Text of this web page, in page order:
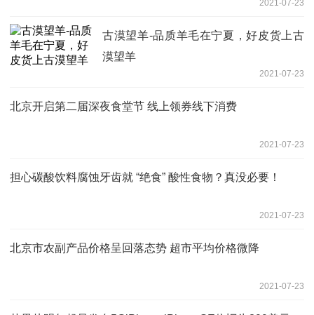
2021-07-23
古漠望羊-品质羊毛在宁夏，好皮货上古
漠望羊
2021-07-23
北京开启第二届深夜食堂节 线上领券线下消费
2021-07-23
担心碳酸饮料腐蚀牙齿就 “绝食” 酸性食物？真没必要！
2021-07-23
北京市农副产品价格呈回落态势 超市平均价格微降
2021-07-23